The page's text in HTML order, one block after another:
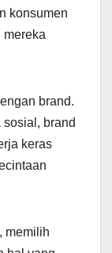
konsumen
mereka
brand.
brand
keras
memilih